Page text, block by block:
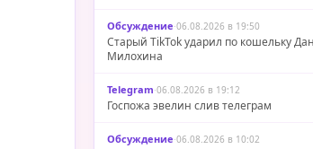
Обсуждение·06.08.2026 в 19:50
Старый TikTok ударил по кошельку
Милохина
Telegram·06.08.2026 в 19:12
Госпожа эвелин слив телеграм
Обсуждение·06.08.2026 в 10:02